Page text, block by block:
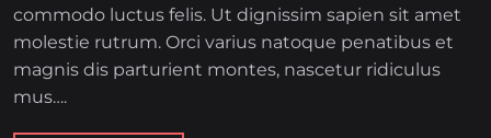
commodo luctus felis. Ut dignissim sapien sit amet
molestie rutrum. Orci varius natoque penatibus et
magnis dis parturient montes, nascetur ridiculus
mus….